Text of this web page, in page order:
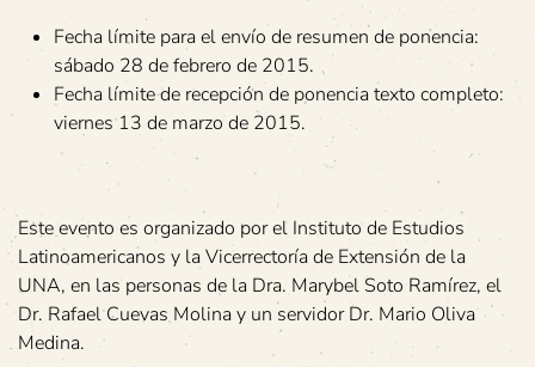
Fecha límite para el envío de resumen de ponencia:
sábado 28 de febrero de 2015.
Fecha límite de recepción de ponencia texto completo:
viernes 13 de marzo de 2015.
Este evento es organizado por el Instituto de Estudios
Latinoamericanos y la Vicerrectoría de Extensión de la
UNA, en las personas de la Dra. Marybel Soto Ramírez, el
Dr. Rafael Cuevas Molina y un servidor Dr. Mario Oliva
Medina.